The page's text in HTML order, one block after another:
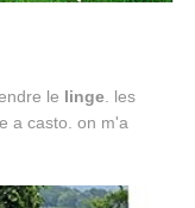
le linge. les
a casto. on m'a